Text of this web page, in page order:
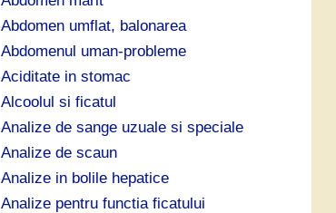
ă
Abdomen umflat, balonarea
Abdomenul uman-probleme
Aciditate in stomac
Alcoolul si ficatul
Analize de sange uzuale si speciale
Analize de scaun
Analize in bolile hepatice
Analize pentru functia ficatului